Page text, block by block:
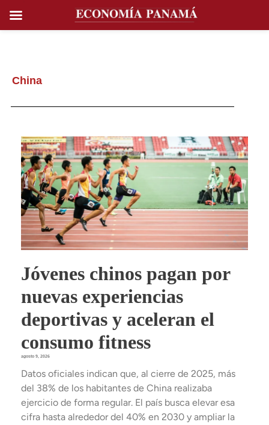
China
Jóvenes chinos pagan por
nuevas experiencias
deportivas y aceleran el
consumo fitness
agosto 9, 2026
Datos oficiales indican que, al cierre de 2025, más
del 38% de los habitantes de China realizaba
ejercicio de forma regular. El país busca elevar esa
cifra hasta alrededor del 40% en 2030 y ampliar la